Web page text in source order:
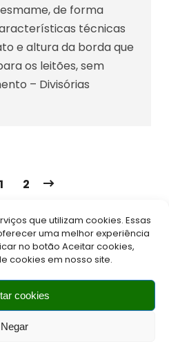
que utilizam cookies. Essas
uma melhor experiência
no botão Aceitar cookies,
cookies em nosso site.
cookies
Negar
de forma
técnicas
e altura da borda que
os leitões, sem
– Divisórias
1 2
Agropecuários -
contato@multitec.agr.br